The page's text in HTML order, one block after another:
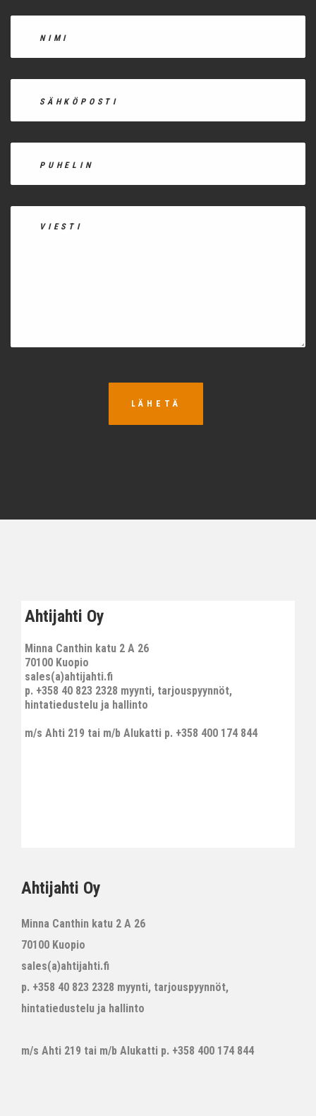
LÄHETÄ
Ahtijahti Oy
Minna Canthin katu 2 A 26
70100 Kuopio
sales(a)ahtijahti.fi
p. +358 40 823 2328 myynti, tarjouspyynnöt,
hintatiedustelu ja hallinto
m/s Ahti 219 tai m/b Alukatti p. +358 400 174 844
Ahtijahti Oy
Minna Canthin katu 2 A 26
70100 Kuopio
sales(a)ahtijahti.fi
p. +358 40 823 2328 myynti, tarjouspyynnöt,
hintatiedustelu ja hallinto
m/s Ahti 219 tai m/b Alukatti p. +358 400 174 844